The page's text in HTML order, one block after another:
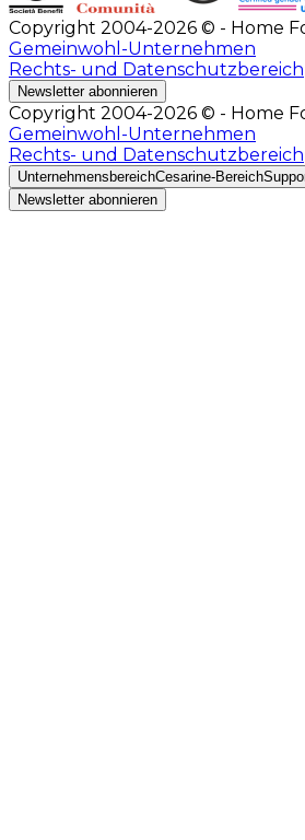
Copyright 2004-2026 © - Home
Gemeinwohl-Unternehmen
Rechts- und Datenschutzbereich
Newsletter abonnieren
Copyright 2004-2026 © - Home
Gemeinwohl-Unternehmen
Rechts- und Datenschutzbereich
UnternehmensbereichCesarine-Bereich
Newsletter abonnieren